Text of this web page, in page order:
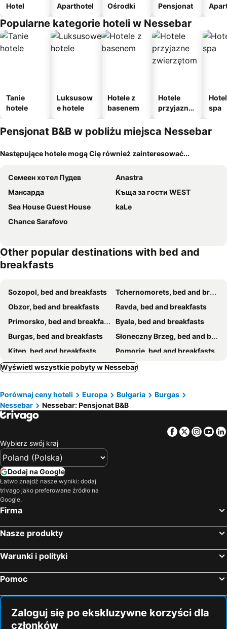
Hotel Aparthotel Ośrodki Pensjonat
Popularne kategorie hoteli w Nessebar
Tanie
hotele
Luksusow
e hotele
Hotele z
basenem
Hotele
przyjazne
m
spa
Pensjonat B&B w pobliżu miejsca Nessebar
Następujące hotele mogą Cię również zainteresować...
Семеен хотел Пудев
Anastra
Мансарда
Къща за гости WEST
Sea House Guest House
kaLe
Chance Sarafovo
Other popular destinations with bed and
breakfasts
Sozopol, bed and breakfasts
Tchernomorets, bed and breakfasts
Obzor, bed and breakfasts
Ravda, bed and breakfasts
Primorsko, bed and breakfasts
Byala, bed and breakfasts
Burgas, bed and breakfasts
Słoneczny Brzeg, bed and breakfasts
Kiten, bed and breakfasts
Pomorie, bed and breakfasts
Dolni Chiflik, bed and breakfasts
Święty Włas, bed and breakfasts
Wyświetl wszystkie pobyty w Nessebar
Porównaj ceny hoteli Europa Bułgaria
Burgas
Nessebar
Nessebar: Pensjonat B&B
Facebook
Twitter
Wybierz swój kraj
Dodaj na Google
Łatwo znajdź nasze wyniki: dodaj
trivago jako preferowane źródło na
Google.
Firma
Nasze produkty
Warunki i polityki
Pomoc
Zaloguj się po ekskluzywne korzyści dla
członków